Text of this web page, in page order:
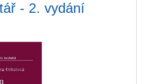
- 2. vydání